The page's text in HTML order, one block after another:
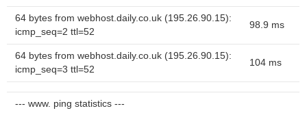
64 bytes from webhost.daily.co.uk (195.26.90.15):
icmp_seq=2 ttl=52
98.9 ms
64 bytes from webhost.daily.co.uk (195.26.90.15):
icmp_seq=3 ttl=52
104 ms
--- www. ping statistics ---